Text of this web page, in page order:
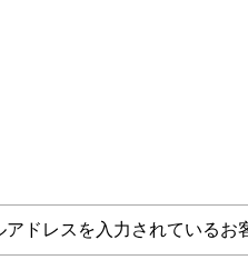
レスを入力されているお